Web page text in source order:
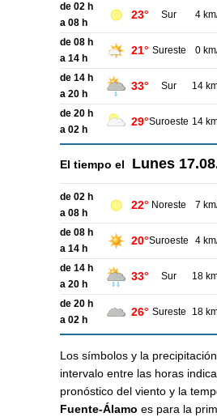
de 02 h
a 08 h
23° Sur 4
de 08 h
a 14 h
21° Sureste 0
de 14 h
a 20 h
33° Sur 14
de 20 h
a 02 h
29°Suroeste 14
El tiempo el Lunes
de 02 h
a 08 h
22° Noreste 7
de 08 h
a 14 h
20°Suroeste 4
de 14 h
a 20 h
33° Sur 18
de 20 h
a 02 h
26° Sureste 18
Los símbolos y la
intervalo entre las horas
pronóstico del viento y la
Fuente-Álamo es para la